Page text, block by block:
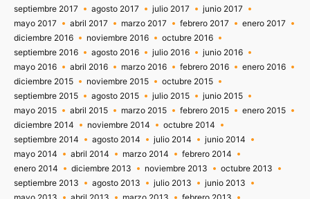
septiembre 2017
agosto 2017 julio 2017
junio 2017
mayo 2017
abril 2017 marzo 2017 febrero 2017
enero 2017
diciembre 2016
noviembre 2016
octubre 2016
septiembre 2016
agosto 2016 julio 2016
junio 2016
mayo 2016
abril 2016 marzo 2016 febrero 2016
enero 2016
diciembre 2015
noviembre 2015
octubre 2015
septiembre 2015
agosto 2015 julio 2015
junio 2015
mayo 2015
abril 2015 marzo 2015 febrero 2015
enero 2015
diciembre 2014
noviembre 2014
octubre 2014
septiembre 2014
agosto 2014 julio 2014
junio 2014
mayo 2014
abril 2014 marzo 2014
febrero 2014
enero 2014
diciembre 2013 noviembre 2013
octubre 2013
septiembre 2013
agosto 2013 julio 2013
junio 2013